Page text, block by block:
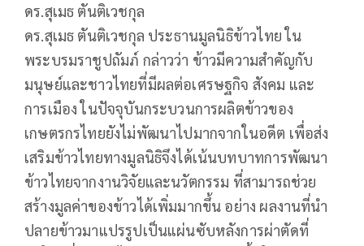
ดร.สุเมธ ตันติเวชกุล
ดร.สุเมธ ตันติเวชกุล ประธานมูลนิธิข้าวไทย ใน
พระบรมราชูปถัมภ์ กล่าวว่า ข้าวมีความสำคัญกับ
มนุษย์และชาวไทยที่มีผลต่อเศรษฐกิจ สังคม และ
การเมือง ในปัจจุบันกระบวนการผลิตข้าวของ
เกษตรกรไทยยังไม่พัฒนาไปมากจากในอดีต เพื่อส่ง
เสริมข้าวไทยทางมูลนิธิจึงได้เน้นบทบาทการพัฒนา
ข้าวไทยจากงานวิจัยและนวัตกรรม ที่สามารถช่วย
สร้างมูลค่าของข้าวได้เพิ่มมากขึ้น อย่าง ผลงานที่นำ
ปลายข้าวมาแปรรูปเป็นแผ่นซับหลังการผ่าตัดที่